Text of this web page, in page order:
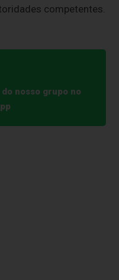
competentes.
nosso grupo no